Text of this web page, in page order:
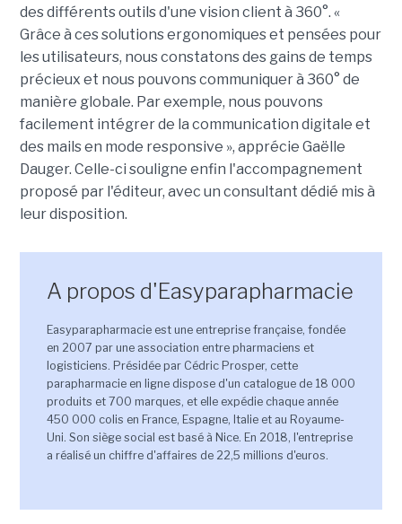
des différents outils d'une vision client à 360°. «
Grâce à ces solutions ergonomiques et pensées pour
les utilisateurs, nous constatons des gains de temps
précieux et nous pouvons communiquer à 360° de
manière globale. Par exemple, nous pouvons
facilement intégrer de la communication digitale et
des mails en mode responsive », apprécie Gaëlle
Dauger. Celle-ci souligne enfin l'accompagnement
proposé par l'éditeur, avec un consultant dédié mis à
leur disposition.
A propos d'Easyparapharmacie
Easyparapharmacie est une entreprise française, fondée
en 2007 par une association entre pharmaciens et
logisticiens. Présidée par Cédric Prosper, cette
parapharmacie en ligne dispose d'un catalogue de 18 000
produits et 700 marques, et elle expédie chaque année
450 000 colis en France, Espagne, Italie et au Royaume-
Uni. Son siège social est basé à Nice. En 2018, l'entreprise
a réalisé un chiffre d'affaires de 22,5 millions d'euros.